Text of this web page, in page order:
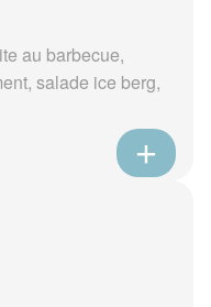
au barbecue,
salade ice berg,